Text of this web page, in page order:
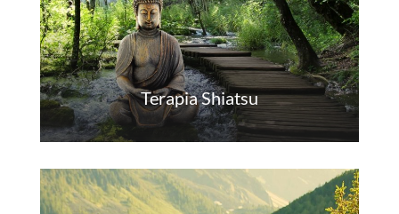
Terapia Shiatsu